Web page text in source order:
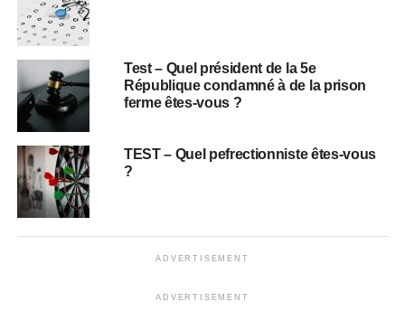
Test – Quel président de la 5e
République condamné à de la prison
ferme êtes-vous ?
TEST – Quel pefrectionniste êtes-vous
?
ADVERTISEMENT
ADVERTISEMENT